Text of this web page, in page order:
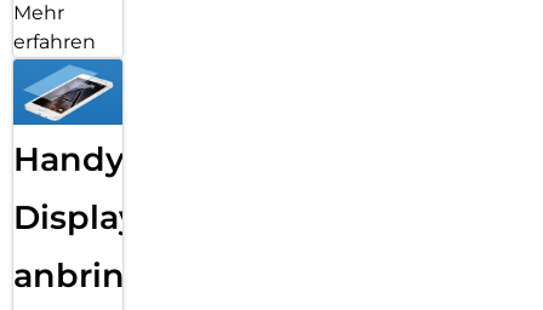
Mehr
erfahren
Handy
Displayfolie
anbringen